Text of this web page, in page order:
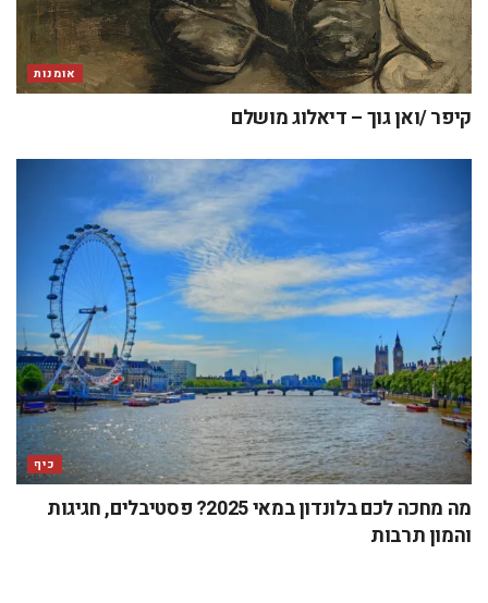
אומנות
קיפר /ואן גוך – דיאלוג מושלם
כיף
מה מחכה לכם בלונדון במאי 2025? פסטיבלים, חגיגות
והמון תרבות